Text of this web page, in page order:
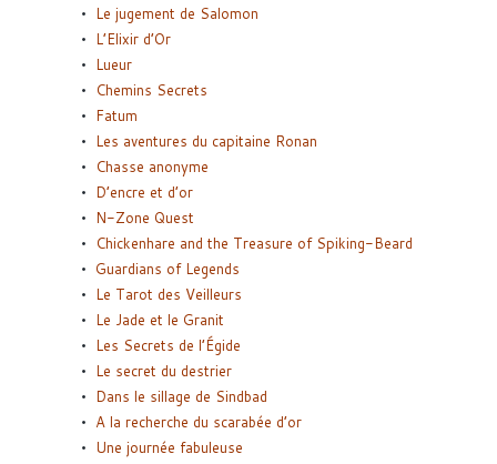
Le jugement de Salomon
L’Elixir d’Or
Lueur
Chemins Secrets
Fatum
Les aventures du capitaine Ronan
Chasse anonyme
D’encre et d’or
N-Zone Quest
Chickenhare and the Treasure of Spiking-Beard
Guardians of Legends
Le Tarot des Veilleurs
Le Jade et le Granit
Les Secrets de l’Égide
Le secret du destrier
Dans le sillage de Sindbad
A la recherche du scarabée d’or
Une journée fabuleuse